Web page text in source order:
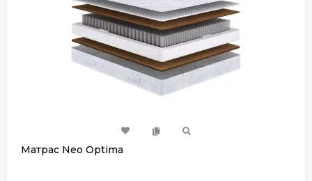
Матрас Neo Optima